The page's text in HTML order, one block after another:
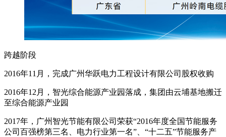
跨越阶段
2016年11月，完成广州华跃电力工程设计有限公司股权收购
2016年12月，智光综合能源产业园落成，集团由云埔基地搬迁
至综合能源产业园
2017年，广州智光节能有限公司荣获“2016年度全国节能服务
公司百强榜第三名、电力行业第一名”、“十二五”节能服务产